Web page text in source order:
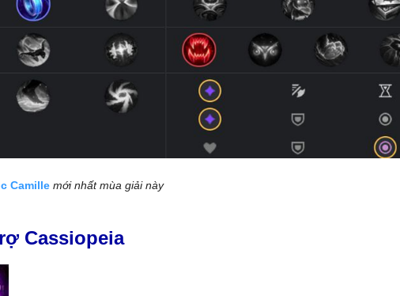
Camille mới nhất mùa giải này
Cassiopeia